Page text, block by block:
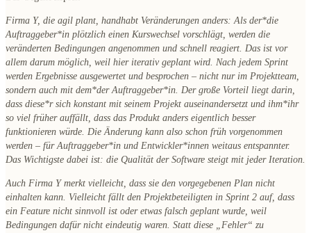
Firma Y, die agil plant, handhabt Veränderungen anders: Als der*die
Auftraggeber*in plötzlich einen Kurswechsel vorschlägt, werden die
veränderten Bedingungen angenommen und schnell reagiert. Das ist vor
allem darum möglich, weil hier iterativ geplant wird. Nach jedem Sprint
werden Ergebnisse ausgewertet und besprochen – nicht nur im Projektteam,
sondern auch mit dem*der Auftraggeber*in. Der große Vorteil liegt darin,
dass diese*r sich konstant mit seinem Projekt auseinandersetzt und ihm*ihr
so viel früher auffällt, dass das Produkt anders eigentlich besser
funktionieren würde. Die Änderung kann also schon früh vorgenommen
werden – für Auftraggeber*in und Entwickler*innen weitaus entspannter.
Das Wichtigste dabei ist: die Qualität der Software steigt mit jeder Iteration.
Auch Firma Y merkt vielleicht, dass sie den vorgegebenen Plan nicht
einhalten kann. Vielleicht fällt den Projektbeteiligten in Sprint 2 auf, dass
ein Feature nicht sinnvoll ist oder etwas falsch geplant wurde, weil
Bedingungen dafür nicht eindeutig waren. Statt diese „Fehler“ zu